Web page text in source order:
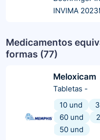
INVIMA
Medicamentos
formas (77)
Meloxicam
Tabletas -
10 und
60 und
50 und